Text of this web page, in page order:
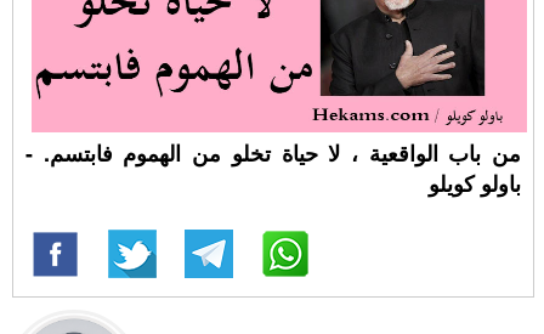
من باب الواقعية ، لا حياة تخلو من الهموم فابتسم. -
باولو كويلو